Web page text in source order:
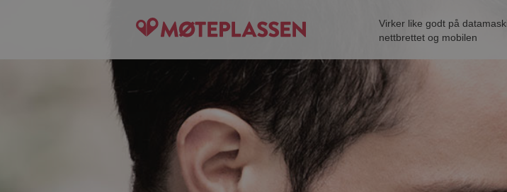
Virker like godt på
nettbrettet og mobilen